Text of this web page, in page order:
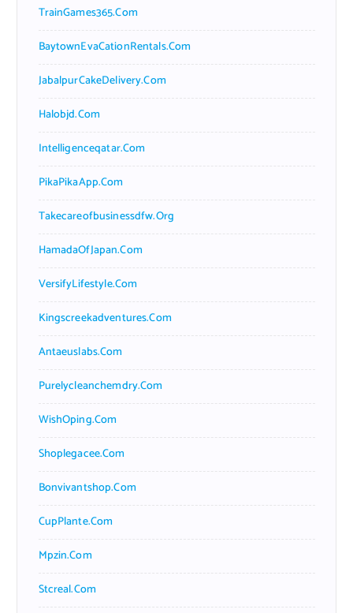
TrainGames365.com
BaytownEvaCationRentals.com
JabalpurCakeDelivery.com
Halobjd.com
Intelligenceqatar.com
PikaPikaApp.com
Takecareofbusinessdfw.org
HamadaOfJapan.com
VersifyLifestyle.com
Kingscreekadventures.com
Antaeuslabs.com
Purelycleanchemdry.com
WishOping.com
Shoplegacee.com
Bonvivantshop.com
CupPlante.com
Mpzin.com
Stcreal.com